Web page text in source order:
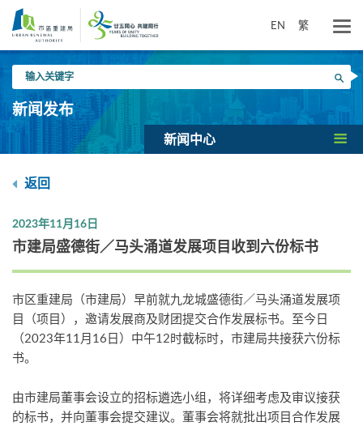
要
EN 繁
入
关
键
搜寻
新闻发布
新闻中心
返回
2023年11月16日
市建局盛德街／马头涌道发展项目收到六份标书
市区重建局（市建局）早前就九龙城盛德街／马头涌道发展项
目（项目），邀请发展商及财团提交合作发展标书。至今日
（2023年11月16日）中午12时截标时，市建局共接获六份标
书。
由市建局董事会设立的招标遴选小组，将详细考虑及审议接获
的标书，并向董事会提交建议。董事会将就批出项目合作发展